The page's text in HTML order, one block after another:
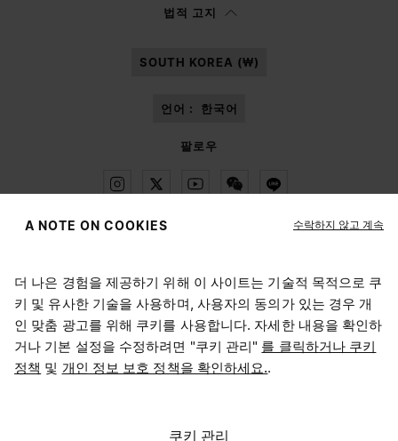
를 읽은 후에 본인은Margiela S.A.S.U. 이 마케팅을 위해 본인의 개
인 데이터를 처리할 수 있도록 승인합니다.
법적 고지
SOUTH KOREA (₩)
언어 : 한국어
팔로우
Maison Margiela는 OTB 그룹의 자회사입니다.
위치 선택하기
현재 접속하신 위치는 United States입니다. 위치를 업데이트
하시겠어요?
United States
A NOTE ON COOKIES 수락하지 않고 계속
더 나은 경험을 제공하기 위해 이 사이트는 기술적 목적으로 쿠
키 및 유사한 기술을 사용하며, 사용자의 동의가 있는 경우 개
인 맞춤 광고를 위해 쿠키를 사용합니다. 자세한 내용을 확인하
거나 기본 설정을 수정하려면 "쿠키 관리" 를 클릭하거나 쿠키
정책 및 개인 정보 보호 정책을 확인하세요..
쿠키 관리